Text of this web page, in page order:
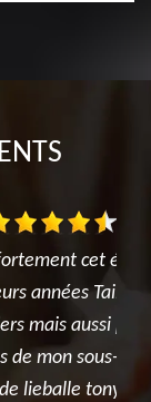
Cela fait
l'entretien
ou la
suis très
recommande